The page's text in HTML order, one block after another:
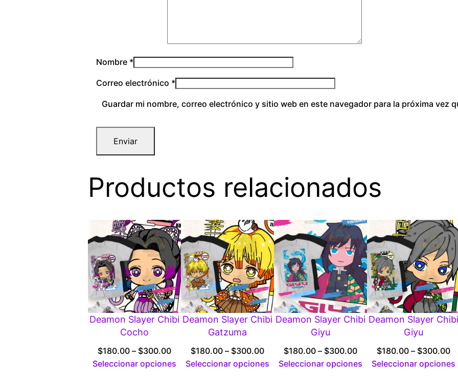
Nombre *
Correo electrónico *
Guardar mi nombre, correo electrónico y sitio web en este navegador para la próxima vez
Productos relacionados
Deamon Slayer Chibi
Cocho
$180.00 – $300.00Price
range:
Seleccionar opciones
Deamon Slayer Chibi
Gatzuma
$180.00 – $300.00Price
range:
Seleccionar opciones
Deamon Slayer Chibi
Giyu
$180.00 – $300.00Price
range:
Seleccionar opciones
Deamon Slayer Chibi
Giyu
$180.00 – $300.00
Seleccionar opciones